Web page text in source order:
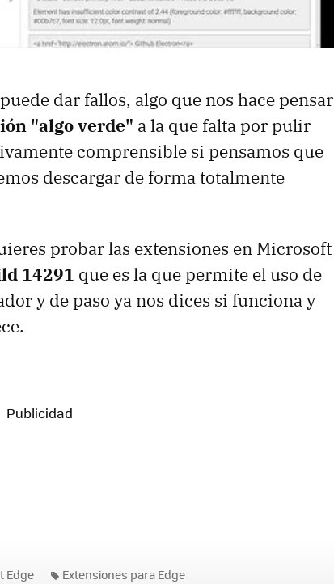
dar fallos, algo que nos hace pensar
"algo verde" a la que falta por pulir
comprensible si pensamos que
descargar de forma totalmente
probar las extensiones en Microsoft
14291 que es la que permite el uso de
y de paso ya nos dices si funciona y
Edge Extensiones para Edge